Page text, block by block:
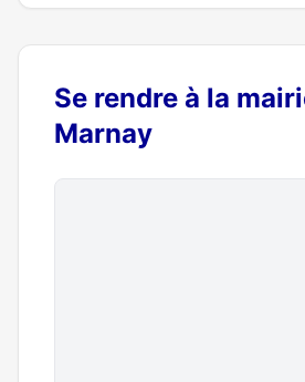
Se rendre à la
Marnay